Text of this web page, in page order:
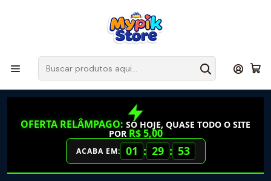
OFERTA RELÂMPAGO: SÓ HOJE, QUASE TODO O SITE
POR R$ 5,00
ACABA EM: 01 : 29 : 52